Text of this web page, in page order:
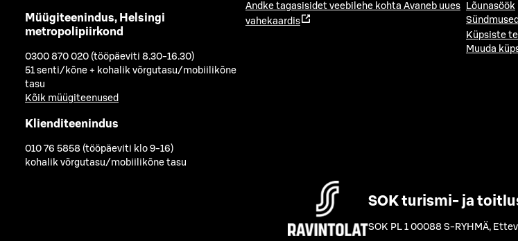
Müügiteenindus, Helsingi
metropolipiirkond
0300 870 020 (tööpäeviti 8.30-16.30)
51 senti/kõne + kohalik võrgutasu/mobiilikõne
tasu
Kõik müügiteenused
Klienditeenindus
010 76 5858 (tööpäeviti klo 9-16)
kohalik võrgutasu/mobiilikõne tasu
Andke tagasisidet veebilehe kohta Avaneb uues
vahekaardis
Lõunasöök
Sündmused
Küpsiste
Muuda
SOK turismi- ja
SOK PL 1 00088 S-RYHMÄ,